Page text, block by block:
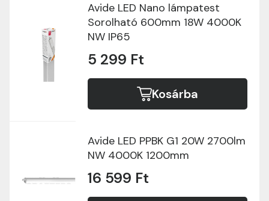
Avide LED Nano lámpatest
Sorolható 600mm 18W 4000K
NW IP65
5 299 Ft
Kosárba
Avide LED PPBK G1 20W 2700lm
NW 4000K 1200mm
16 599 Ft